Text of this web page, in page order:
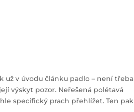
už v úvodu článku padlo – není třeba
výskyt pozor. Neřešená polétavá
specifický prach přehlížet. Ten pak